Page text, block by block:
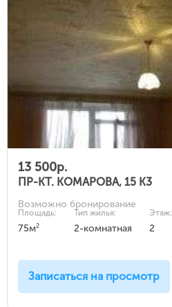
13 500р.
ПР-КТ. КОМАРОВА, 15 К3
Возможно бронирование
Площадь:
75м2
Тип жилья:
2-комнатная
Этаж:
2
Записаться на просмотр